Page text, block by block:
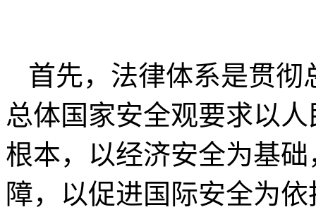
首先，法律体系是贯
总体国家安全观要求以
根本，以经济安全为基
障，以促进国际安全为